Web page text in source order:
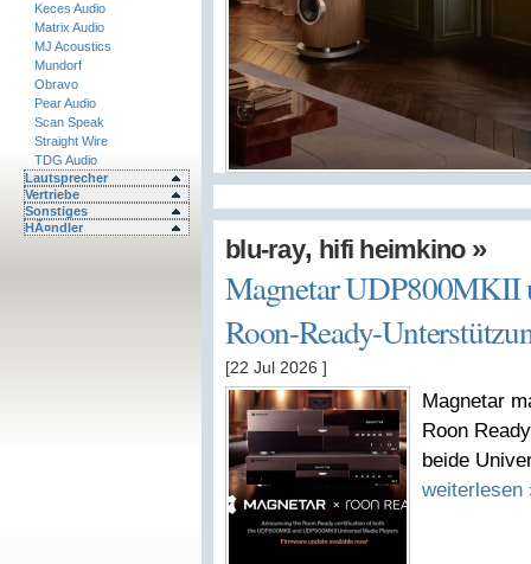
Keces Audio
Matrix Audio
MJ Acoustics
Mundorf
Obravo
Pear Audio
Scan Speak
Straight Wire
TDG Audio
Lautsprecher
Vertriebe
Sonstiges
HÃ¤ndler
blu-ray, hifi heimkino»
Magnetar
Roon-Ready-
[22 Jul 2026 ]
Magnetar
Roon
beide
weiterlesen